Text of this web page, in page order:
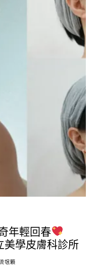
年輕回春
美學皮膚科診所
氓顆